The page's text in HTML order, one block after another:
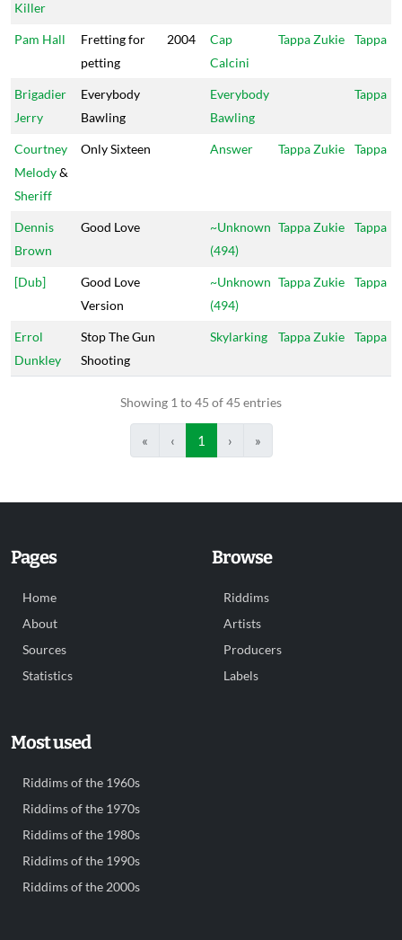
Killer
Pam Hall
Fretting for
petting
2004
Cap
Calcini
Tappa Zukie Tappa
Brigadier
Jerry
Everybody
Bawling
Everybody
Bawling
Tappa
Courtney
Melody&
Sheriff
Only Sixteen Answer Tappa Zukie Tappa
Dennis
Brown
Good Love
~Unknown
(494)
Tappa Zukie Tappa
[Dub]
Good Love
Version
~Unknown
(494)
Tappa Zukie Tappa
Errol
Dunkley
Stop The Gun
Shooting
Skylarking Tappa Zukie Tappa
Showing 1 to 45 of 45 entries
« ‹ 1 › »
Pages
Home
About
Sources
Statistics
Browse
Riddims
Artists
Producers
Labels
Most used
Riddims of the 1960s
Riddims of the 1970s
Riddims of the 1980s
Riddims of the 1990s
Riddims of the 2000s